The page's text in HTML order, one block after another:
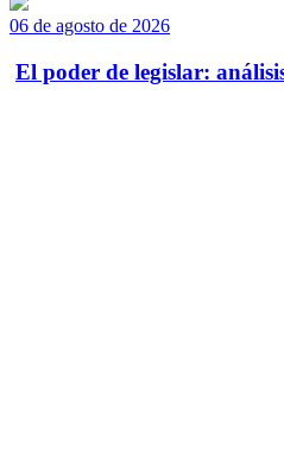
06 de agosto de 2026
El poder de legislar: